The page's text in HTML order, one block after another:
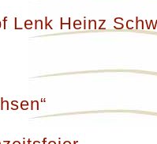
Lenk Heinz